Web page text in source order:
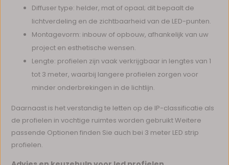
Diffuser type: helder, mat of opaal; dit bepaalt de
lichtverdeling en de zichtbaarheid van de LED-punten.
Montagevorm: inbouw of opbouw, afhankelijk van uw
project en esthetische wensen.
Lengte: profielen zijn vaak verkrijgbaar in lengtes van 1
tot 3 meter, waarbij langere profielen zorgen voor
minder onderbrekingen in de lichtlijn.
Daarnaast is het verstandig te letten op de IP-classificatie als
de profielen in vochtige ruimtes worden gebruikt Weitere
passende Optionen finden Sie auch bei 3 meter LED strip
profielen.